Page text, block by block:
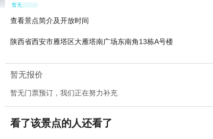
暂无点评
查看景点简介及开放时间
陕西省西安市雁塔区大雁塔南广场东南角13栋A号楼
暂无报价
暂无门票预订，我们正在努力补充
看了该景点的人还看了